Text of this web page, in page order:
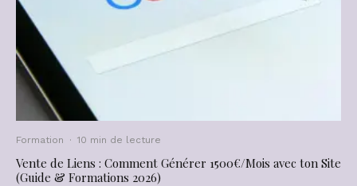
Formation · 10 min de lecture
Vente de Liens : Comment Générer 1500€/Mois avec ton Site
(Guide & Formations 2026)